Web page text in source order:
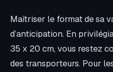
Maîtriser le format de sa
d’anticipation. En
35 x 20 cm, vous restez
des transporteurs. Pour